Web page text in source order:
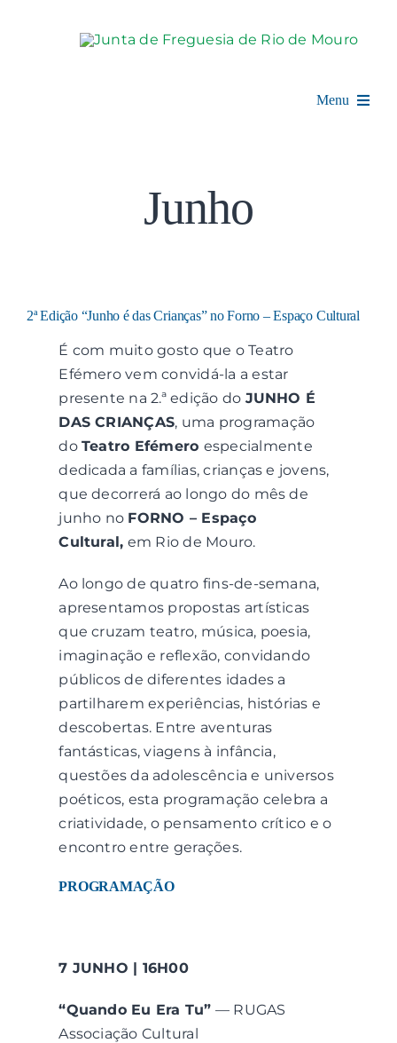
Menu
Junta de Freguesia
Notícias e Eventos
Espaço Cultural
Contactos
Associações
Junho
2ª Edição “Junho é das Crianças” no Forno – Espaço Cultural
É com muito gosto que o Teatro
Efémero vem convidá-la a estar
presente na 2.ª edição do JUNHO É
DAS CRIANÇAS, uma programação
doTeatro Efémero especialmente
dedicada a famílias, crianças e jovens,
que decorrerá ao longo do mês de
junho no FORNO – Espaço
Cultural, em Rio de Mouro.
Ao longo de quatro fins-de-semana,
apresentamos propostas artísticas
que cruzam teatro, música, poesia,
imaginação e reflexão, convidando
públicos de diferentes idades a
partilharem experiências, histórias e
descobertas. Entre aventuras
fantásticas, viagens à infância,
questões da adolescência e universos
poéticos, esta programação celebra a
criatividade, o pensamento crítico e o
encontro entre gerações.
PROGRAMAÇÃO
7 JUNHO | 16H00
“Quando Eu Era Tu” — RUGAS
Associação Cultural